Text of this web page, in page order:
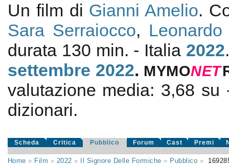
Un film di Gianni Amelio.
Sara Serraiocco,
durata 130 min. - Italia 2022
settembre 2022. MYMONET
valutazione media: 3,68 su
dizionari.
Scheda Critica Pubblico Forum Cast Premi
Home » Film » 2022 » Il Signore Delle Formiche » Pubblico »